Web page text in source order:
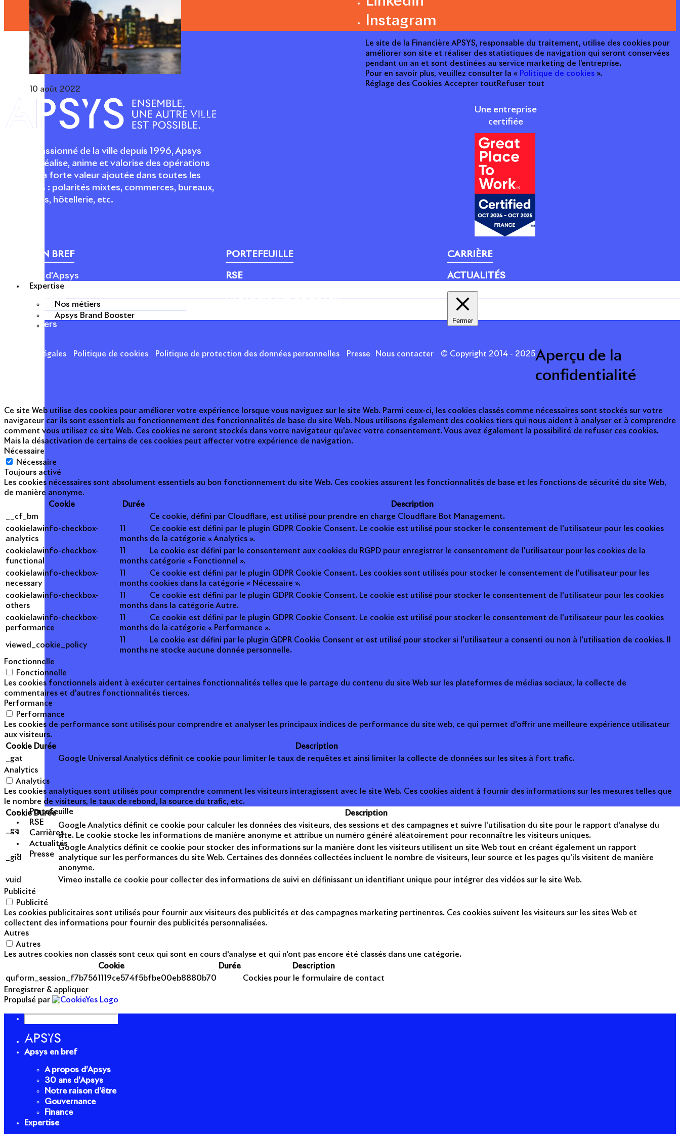
Expertise
Nos métiers
Apsys Brand Booster
Portefeuille
RSE
Carrières
Actualités
Presse
10 août 2022
Acteur passionné de la ville depuis 1996, Apsys
conçoit, réalise, anime et valorise des opérations
urbaines à forte valeur ajoutée dans toutes les
fonctions : polarités mixtes, commerces, bureaux,
logements, hôtellerie, etc.
Une entreprise
certifiée
APSYS EN BREF
À propos d'Apsys
Notre raison d’être
Nos dirigeants
Nos métiers
PORTEFEUILLE
RSE
APSYS BRAND BOOSTER
CARRIÈRE
ACTUALITÉS
Mentions légales Politique de cookies Politique de protection des données personnelles Presse Nous contacter © Copyright 2014 - 2025
Instagram
Le site de la Financière APSYS, responsable du traitement, utilise des cookies pour
améliorer son site et réaliser des statistiques de navigation qui seront conservées
pendant un an et sont destinées au service marketing de l’entreprise.
Pour en savoir plus, veuillez consulter la « Politique de cookies ».
Réglage des Cookies Accepter tout Refuser tout
Fermer
Aperçu de la
confidentialité
Ce site Web utilise des cookies pour améliorer votre expérience lorsque vous naviguez sur le site Web. Parmi ceux-ci, les cookies classés comme nécessaires sont stockés sur votre
navigateur car ils sont essentiels au fonctionnement des fonctionnalités de base du site Web. Nous utilisons également des cookies tiers qui nous aident à analyser et à comprendre
comment vous utilisez ce site Web. Ces cookies ne seront stockés dans votre navigateur qu'avec votre consentement. Vous avez également la possibilité de refuser ces cookies.
Mais la désactivation de certains de ces cookies peut affecter votre expérience de navigation.
Nécessaire
Nécessaire
Toujours activé
Les cookies nécessaires sont absolument essentiels au bon fonctionnement du site Web. Ces cookies assurent les fonctionnalités de base et les fonctions de sécurité du site Web,
de manière anonyme.
Cookie
Durée
Description
__cf_bm
Ce cookie, défini par Cloudflare, est utilisé pour prendre en charge Cloudflare Bot Management.
cookielawinfo-checkbox-
analytics
months
Ce cookie est défini par le plugin GDPR Cookie Consent. Le cookie est utilisé pour stocker le consentement de l'utilisateur pour les cookies
de la catégorie « Analytics ».
cookielawinfo-checkbox-
functional
months
Le cookie est défini par le consentement aux cookies du RGPD pour enregistrer le consentement de l'utilisateur pour les cookies de la
catégorie « Fonctionnel ».
cookielawinfo-checkbox-
necessary
months
Ce cookie est défini par le plugin GDPR Cookie Consent. Les cookies sont utilisés pour stocker le consentement de l'utilisateur pour les
cookies dans la catégorie « Nécessaire ».
cookielawinfo-checkbox-
others
months
Ce cookie est défini par le plugin GDPR Cookie Consent. Le cookie est utilisé pour stocker le consentement de l'utilisateur pour les cookies
dans la catégorie Autre.
cookielawinfo-checkbox-
performance
months
Ce cookie est défini par le plugin GDPR Cookie Consent. Le cookie est utilisé pour stocker le consentement de l'utilisateur pour les cookies
de la catégorie « Performance ».
viewed_cookie_policy
months
Le cookie est défini par le plugin GDPR Cookie Consent et est utilisé pour stocker si l'utilisateur a consenti ou non à l'utilisation de cookies. Il
ne stocke aucune donnée personnelle.
Fonctionnelle
Fonctionnelle
Les cookies fonctionnels aident à exécuter certaines fonctionnalités telles que le partage du contenu du site Web sur les plateformes de médias sociaux, la collecte de
commentaires et d'autres fonctionnalités tierces.
Performance
Performance
Les cookies de performance sont utilisés pour comprendre et analyser les principaux indices de performance du site web, ce qui permet d'offrir une meilleure expérience utilisateur
aux visiteurs.
Cookie Durée
Description
_gat
Google Universal Analytics définit ce cookie pour limiter le taux de requêtes et ainsi limiter la collecte de données sur les sites à fort trafic.
Analytics
Analytics
Les cookies analytiques sont utilisés pour comprendre comment les visiteurs interagissent avec le site Web. Ces cookies aident à fournir des informations sur les mesures telles que
le nombre de visiteurs, le taux de rebond, la source du trafic, etc.
Cookie Durée Description
_ga
Google Analytics définit ce cookie pour calculer les données des visiteurs, des sessions et des campagnes et suivre l'utilisation du site pour le rapport d'analyse du
site. Le cookie stocke les informations de manière anonyme et attribue un numéro généré aléatoirement pour reconnaître les visiteurs uniques.
_gid
Google Analytics définit ce cookie pour stocker des informations sur la manière dont les visiteurs utilisent un site Web tout en créant également un rapport
analytique sur les performances du site Web. Certaines des données collectées incluent le nombre de visiteurs, leur source et les pages qu'ils visitent de manière
anonyme.
vuid
Vimeo installe ce cookie pour collecter des informations de suivi en définissant un identifiant unique pour intégrer des vidéos sur le site Web.
Publicité
Publicité
Les cookies publicitaires sont utilisés pour fournir aux visiteurs des publicités et des campagnes marketing pertinentes. Ces cookies suivent les visiteurs sur les sites Web et
collectent des informations pour fournir des publicités personnalisées.
Autres
Autres
Les autres cookies non classés sont ceux qui sont en cours d'analyse et qui n'ont pas encore été classés dans une catégorie.
Cookie
Durée
Description
quform_session_f7b7561119ce574f5bfbe00eb8880b70
Cockies pour le formulaire de contact
Enregistrer & appliquer
Propulsé par
Apsys en bref
A propos d’Apsys
30 ans d’Apsys
Notre raison d’être
Gouvernance
Finance
Expertise